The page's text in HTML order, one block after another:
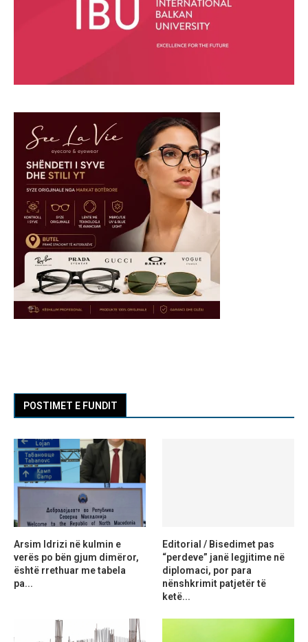
POSTIMET E FUNDIT
Arsim Idrizi në kulmin e
verës po bën gjum dimëror,
është rrethuar me tabela
pa...
Editorial / Bisedimet pas
“perdeve” janë legjitime në
diplomaci, por para
nënshkrimit patjetër të
ketë...